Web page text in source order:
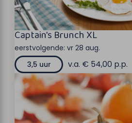
Captain's Brunch XL
eerstvolgende: vr 28 aug.
3,5 uur
v.a. € 54,00 p.p.